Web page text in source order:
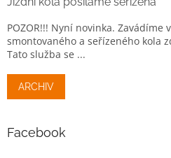
POZOR!!! Nyní novinka. Zavádíme
smontovaného a seřízeného kola
Tato služba se ...
ARCHIV
Facebook